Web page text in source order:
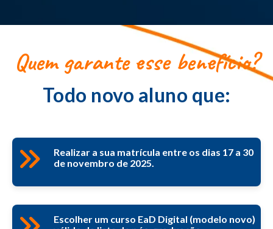
Quem garante esse benefício?
Todo novo aluno que:
Realizar a sua matrícula entre os dias 17 a 30
de novembro de 2025.
Escolher um curso EaD Digital (modelo novo)